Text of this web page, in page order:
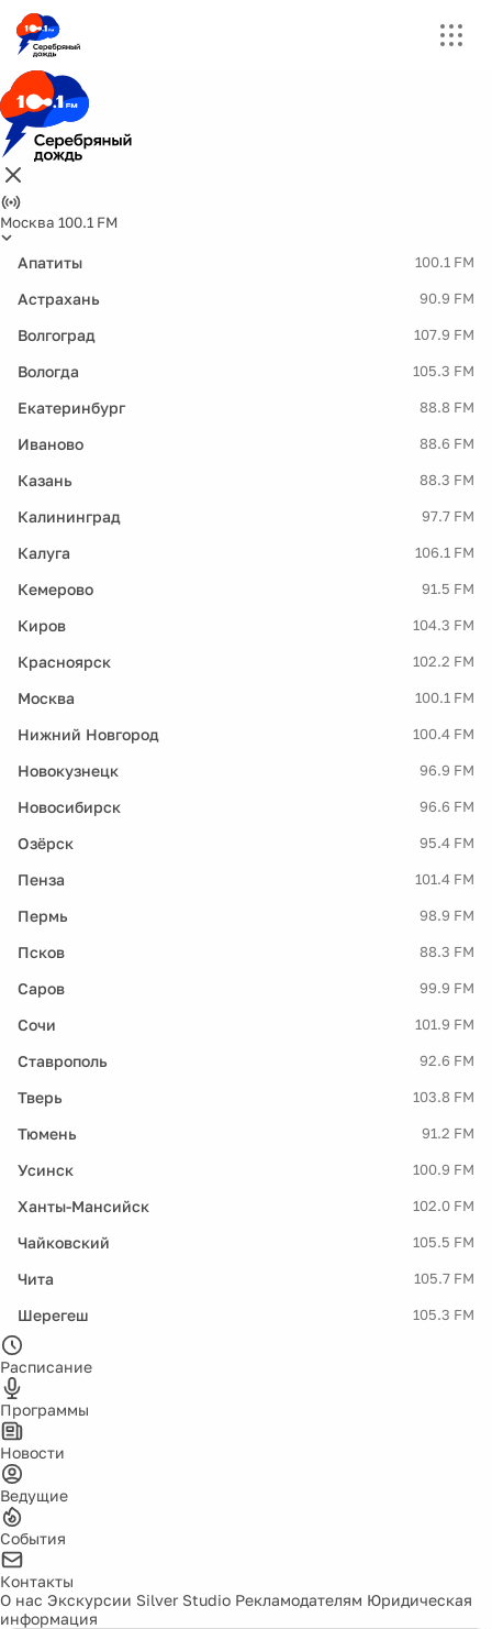
Москва 100.1 FM
Апатиты 100.1 FM
Астрахань 90.9 FM
Волгоград 107.9 FM
Вологда 105.3 FM
Екатеринбург 88.8 FM
Иваново 88.6 FM
Казань 88.3 FM
Калининград 97.7 FM
Калуга 106.1 FM
Кемерово 91.5 FM
Киров 104.3 FM
Красноярск 102.2 FM
Москва 100.1 FM
Нижний Новгород 100.4 FM
Новокузнецк 96.9 FM
Новосибирск 96.6 FM
Озёрск 95.4 FM
Пенза 101.4 FM
Пермь 98.9 FM
Псков 88.3 FM
Саров 99.9 FM
Сочи 101.9 FM
Ставрополь 92.6 FM
Тверь 103.8 FM
Тюмень 91.2 FM
Усинск 100.9 FM
Ханты-Мансийск 102.0 FM
Чайковский 105.5 FM
Чита 105.7 FM
Шерегеш 105.3 FM
Расписание
Программы
Новости
Ведущие
События
Контакты
О нас Экскурсии Silver Studio Рекламодателям Юридическая
информация